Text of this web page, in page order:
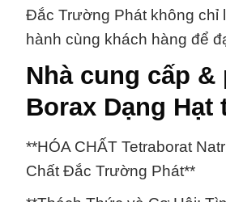
Đắc Trường Phát không chỉ
hành cùng khách hàng để
Nhà cung cấp
Borax Dạng Hạt
**HÓA CHẤT Tetraborat
Chất Đắc Trường Phát**